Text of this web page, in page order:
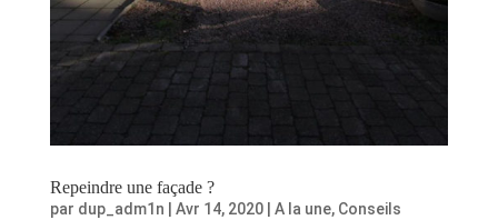
Repeindre une façade ?
par dup_adm1n Avr 14, 2020| A la une, Conseils